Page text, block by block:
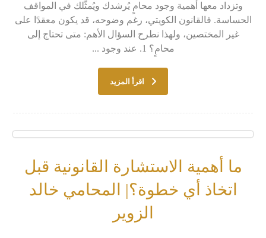
وتزداد معها أهمية وجود محامٍ يُرشدك ويُمثّلك في المواقف
الحساسة. فالقانون الكويتي، رغم وضوحه، قد يكون معقدًا على
غير المختصين، ولهذا نطرح السؤال الأهم: متى تحتاج إلى
محامٍ؟ 1. عند وجود ...
اقرأ المزيد
ما أهمية الاستشارة القانونية قبل
اتخاذ أي خطوة؟| المحامي خالد
الزوير